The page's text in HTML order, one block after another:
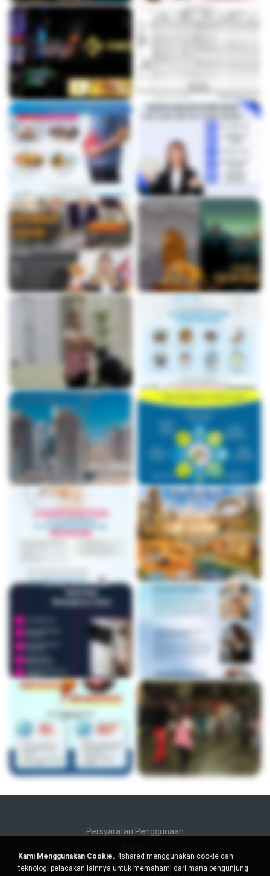
Persyaratan Penggunaan
Bantuan
Kami Menggunakan Cookie. 4shared menggunakan cookie dan
teknologi pelacakan lainnya untuk memahami dari mana pengunjung